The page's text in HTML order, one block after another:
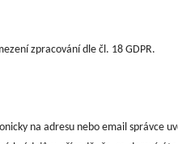
zpracování dle čl. 18 GDPR.
na adresu nebo email správce